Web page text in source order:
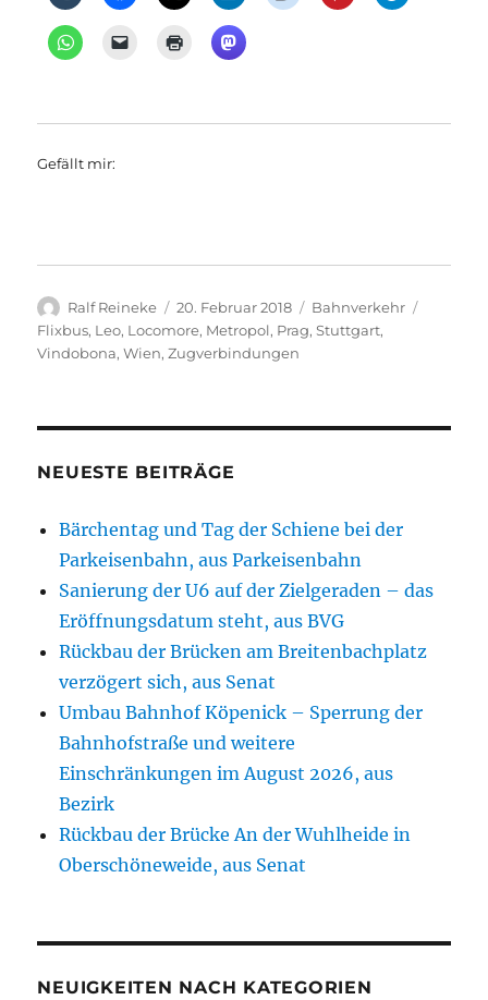
Gefällt mir:
Autor
Ralf Reineke
Veröffentlicht
am
20. Februar 2018 Kategorien
Bahnverkehr
Flixbus, Leo, Locomore, Metropol, Prag,Stuttgart,
Vindobona,Wien,Zugverbindungen
NEUESTE BEITRÄGE
Bärchentag und Tag der Schiene bei der
Parkeisenbahn, aus Parkeisenbahn
Sanierung der U6 auf der Zielgeraden – das
Eröffnungsdatum steht, aus BVG
Rückbau der Brücken am Breitenbachplatz
verzögert sich, aus Senat
Umbau Bahnhof Köpenick – Sperrung der
Bahnhofstraße und weitere
Einschränkungen im August 2026, aus
Bezirk
Rückbau der Brücke An der Wuhlheide in
Oberschöneweide, aus Senat
NEUIGKEITEN NACH KATEGORIEN